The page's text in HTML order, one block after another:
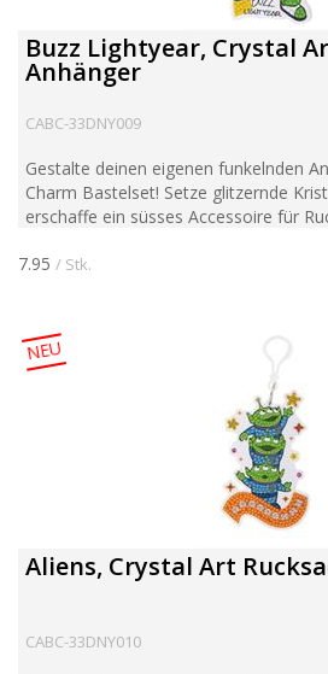
Buzz Lightyear, Crystal
Anhänger
CABC-33DNY009
Gestalte deinen eigenen funkelnden
Charm Bastelset! Setze glitzernde
erschaffe ein süsses Accessoire für
7.95 / Stk.
NEU
Aliens, Crystal Art
CABC-33DNY010